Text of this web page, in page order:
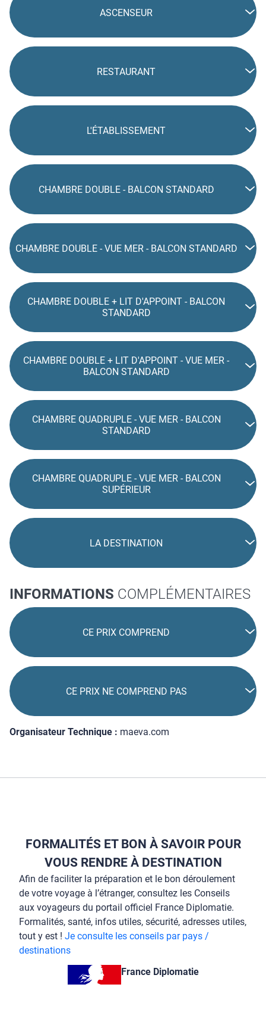
ASCENSEUR
RESTAURANT
L'ÉTABLISSEMENT
CHAMBRE DOUBLE - BALCON STANDARD
CHAMBRE DOUBLE - VUE MER - BALCON STANDARD
CHAMBRE DOUBLE + LIT D'APPOINT - BALCON
STANDARD
CHAMBRE DOUBLE + LIT D'APPOINT - VUE MER -
BALCON STANDARD
CHAMBRE QUADRUPLE - VUE MER - BALCON
STANDARD
CHAMBRE QUADRUPLE - VUE MER - BALCON
SUPÉRIEUR
LA DESTINATION
INFORMATIONS COMPLÉMENTAIRES
CE PRIX COMPREND
CE PRIX NE COMPREND PAS
Organisateur Technique : maeva.com
FORMALITÉS ET BON À SAVOIR POUR
VOUS RENDRE À DESTINATION
Afin de faciliter la préparation et le bon déroulement
de votre voyage à l’étranger, consultez les Conseils
aux voyageurs du portail officiel France Diplomatie.
Formalités, santé, infos utiles, sécurité, adresses utiles,
tout y est ! Je consulte les conseils par pays /
destinations
France Diplomatie